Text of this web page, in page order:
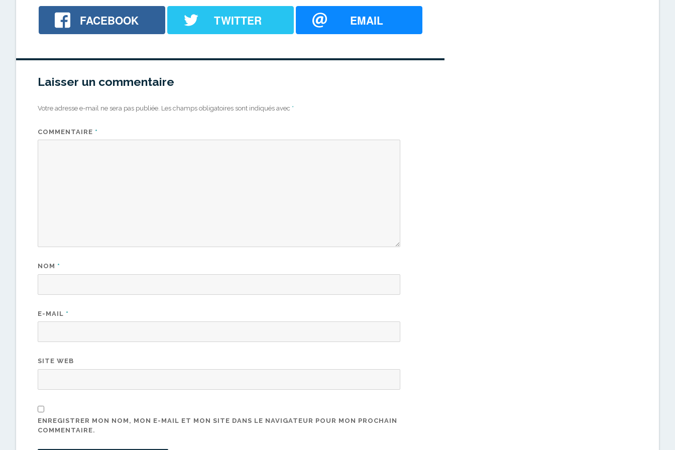
FACEBOOK TWITTER EMAIL
Laisser un commentaire
Votre adresse e-mail ne sera pas publiée. Les champs obligatoires sont indiqués avec *
COMMENTAIRE *
NOM *
E-MAIL *
SITE WEB
ENREGISTRER MON NOM, MON E-MAIL ET MON SITE DANS LE NAVIGATEUR POUR MON PROCHAIN
COMMENTAIRE.